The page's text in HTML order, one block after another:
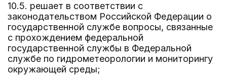
10.5. решает в соответствии с
законодательством Российской Федерации о
государственной службе вопросы, связанные
с прохождением федеральной
государственной службы в Федеральной
службе по гидрометеорологии и мониторингу
окружающей среды;